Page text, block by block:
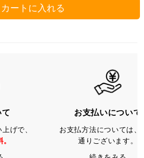
カートに入れる
げで、
お支払いについて
お支払方法については、
通りございます。